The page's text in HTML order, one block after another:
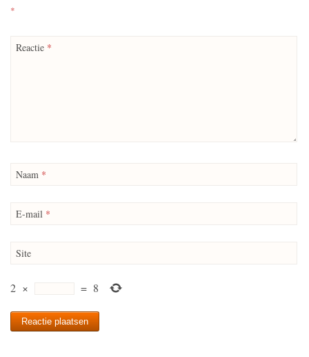
*
Reactie *
Naam *
E-mail *
Site
2 × = 8